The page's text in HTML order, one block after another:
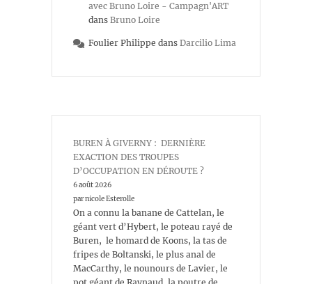
avec Bruno Loire - Campagn'ART
dans Bruno Loire
Foulier Philippe dans Darcilio Lima
BUREN À GIVERNY : DERNIÈRE
EXACTION DES TROUPES
D’OCCUPATION EN DÉROUTE ?
6 août 2026
par nicole Esterolle
On a connu la banane de Cattelan, le
géant vert d’Hybert, le poteau rayé de
Buren, le homard de Koons, la tas de
fripes de Boltanski, le plus anal de
MacCarthy, le nounours de Lavier, le